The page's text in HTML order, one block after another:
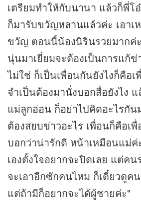
เตรียมทำให้กับนานา แล้วก็พี่
ก็มารับขวัญหลานแล้วค่ะ เอาเ
ขวัญ ตอนนี้น้องนิรินรวยมากค่
นุ่นมาเยี่ยมจะต้องเป็นการแก้ข่
ไม่ใช่ ก็เป็นเพื่อนกันยังไงก็คือ
จำเป็นต้องมานั่งบอกสื่อยังไง
แม่ลูกอ่อน ก็อย่าไปคิดอะไรกัน
ต้องสยบข่าวอะไร เพื่อนก็คือเ
บอกว่าน่ารักดี หน้าเหมือนแม่ค่
เองตั้งใจอยากจะปิดเลย แต่ค
จะเอาอีกซักคนไหม ก็เดี๋ยวดู
แต่ถ้ามีก็อยากจะได้ผู้ชายค่ะ"